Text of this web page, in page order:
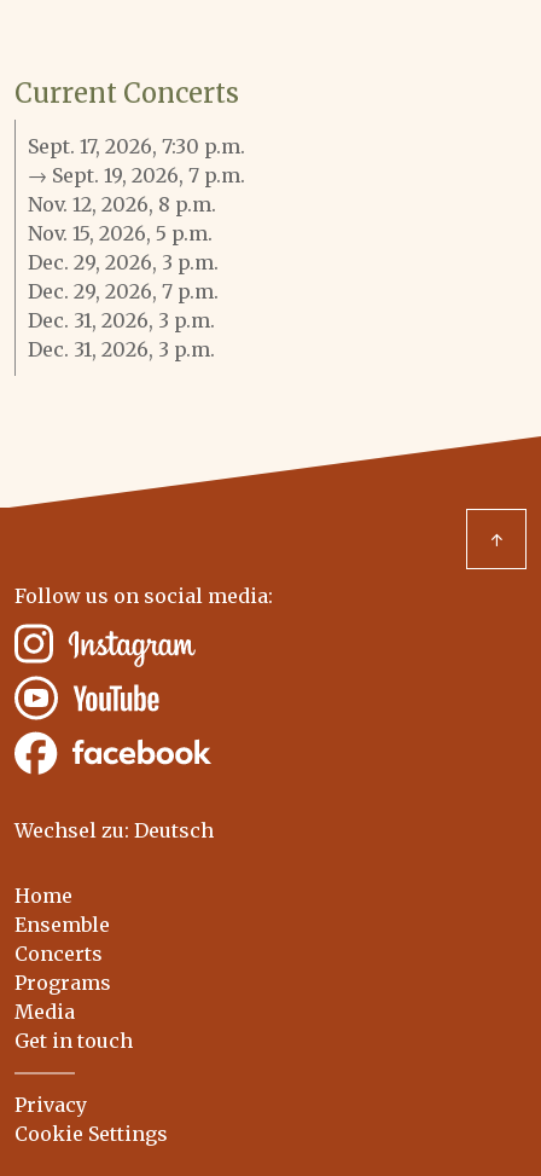
Current Concerts
Sept. 17, 2026, 7:30 p.m.
→ Sept. 19, 2026, 7 p.m.
Nov. 12, 2026, 8 p.m.
Nov. 15, 2026, 5 p.m.
Dec. 29, 2026, 3 p.m.
Dec. 29, 2026, 7 p.m.
Dec. 31, 2026, 3 p.m.
Dec. 31, 2026, 3 p.m.
↑
Follow us on social media:
Wechsel zu: Deutsch
Home
Ensemble
Concerts
Programs
Media
Get in touch
Privacy
Cookie Settings